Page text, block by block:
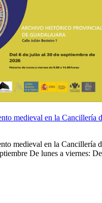
medieval en la Cancillería
medieval en la Cancillería
De lunes a viernes: De